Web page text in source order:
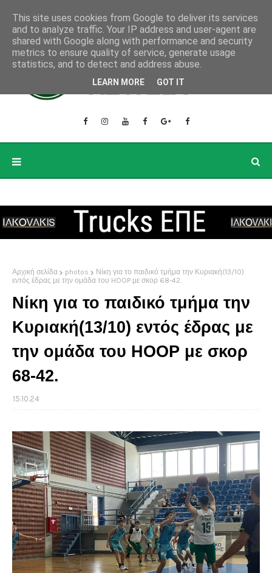
Αρχική σελίδα photos
Νίκη για το παιδικό τμήμα την Κυριακή(13/10)
εντός έδρας με την ομάδα του HOOP με σκορ 68-42.
Νίκη για το παιδικό τμήμα την
Κυριακή(13/10) εντός έδρας με
την ομάδα του HOOP με σκορ
68-42.
15.10.24
This site uses cookies from Google to deliver its services
and to analyze traffic. Your IP address and user-agent are
shared with Google along with performance and security
metrics to ensure quality of service, generate usage
statistics, and to detect and address abuse.
LEARN MORE GOT IT